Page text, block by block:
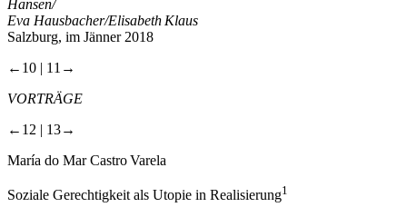
Hansen/
Eva Hausbacher/Elisabeth Klaus
Salzburg, im Jänner 2018
←10 | 11→
VORTRÄGE
←12 | 13→
María do Mar Castro Varela
Soziale Gerechtigkeit als Utopie in Realisierung1